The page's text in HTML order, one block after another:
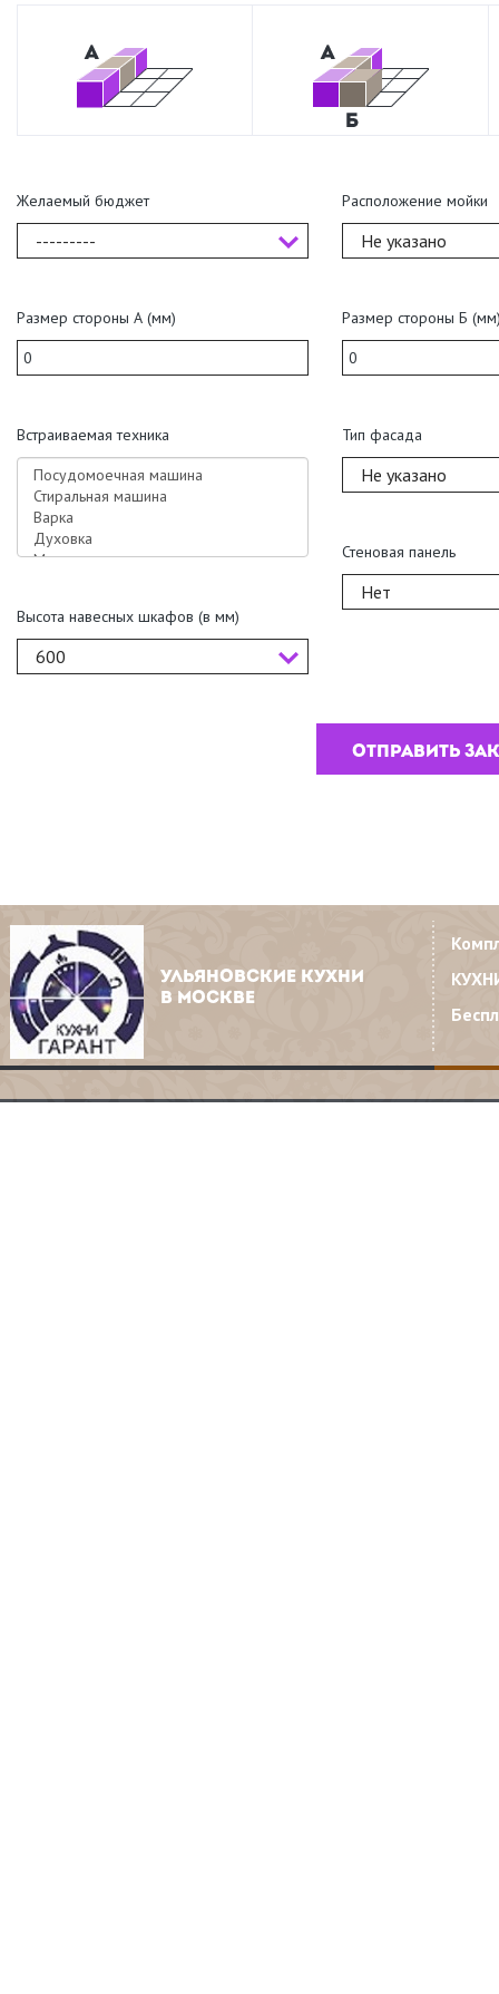
Желаемый бюджет
---------
Размер стороны А (мм)
Встраиваемая техника
Высота навесных шкафов (в мм)
600
Расположение мойки
Не указано
Размер стороны Б
Тип фасада
Не указано
Стеновая панель
Нет
УЛЬЯНОВСКИЕ КУХНИ
В МОСКВЕ